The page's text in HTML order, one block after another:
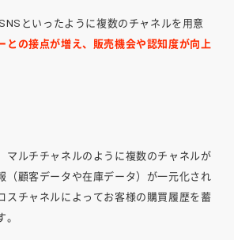
といったように複数のチャネルを用意
との接点が増え、販売機会や認知度が向上
マルチチャネルのように複数のチャネルが
（顧客データや在庫データ）が一元化され
スチャネルによってお客様の購買履歴を蓄